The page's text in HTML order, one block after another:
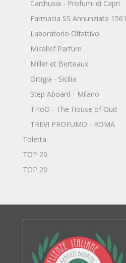
Carthusia - Profumi di Capri
Farmacia SS Annunziata 1561
Laboratorio Olfattivo
Micallef Parfum
Miller et Berteaux
Ortigia - Sicilia
Step Aboard - Milano
THoO - The House of Oud
TREVI PROFUMO - ROMA
Toletta
TOP 20
TOP 20